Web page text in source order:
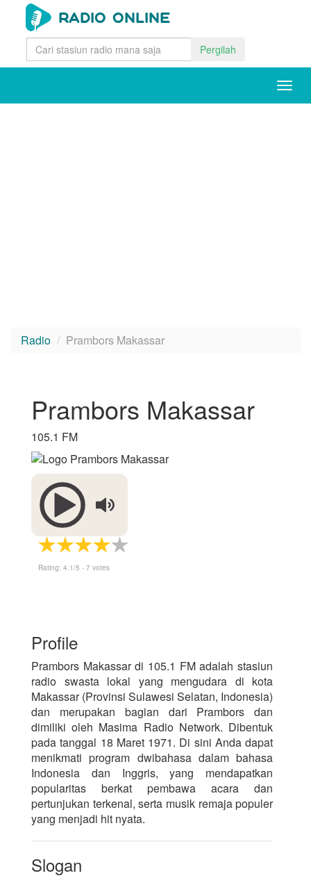
Pergilah
Radio Prambors Makassar
Prambors Makassar
105.1 FM
Rating: 4.1/5 - 7 votes
Profile
Prambors Makassar di 105.1 FM adalah stasiun
radio swasta lokal yang mengudara di kota
Makassar (Provinsi Sulawesi Selatan, Indonesia)
dan merupakan bagian dari Prambors dan
dimiliki oleh Masima Radio Network. Dibentuk
pada tanggal 18 Maret 1971. Di sini Anda dapat
menikmati program dwibahasa dalam bahasa
Indonesia dan Inggris, yang mendapatkan
popularitas berkat pembawa acara dan
pertunjukan terkenal, serta musik remaja populer
yang menjadi hit nyata.
Slogan